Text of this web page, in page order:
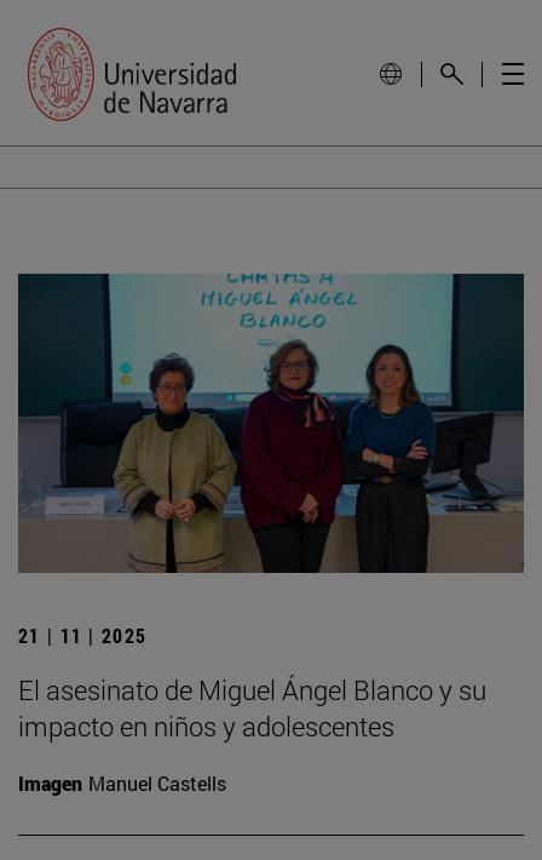
21 | 11 | 2025
El asesinato de Miguel Ángel Blanco y su
impacto en niños y adolescentes
Imagen Manuel Castells